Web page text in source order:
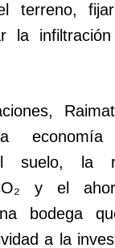
terreno,
la
suelo, la
y el
bodega
a la